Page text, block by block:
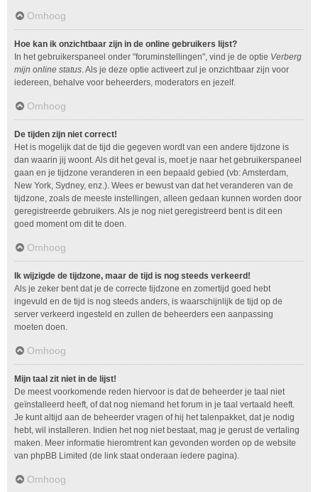
Omhoog
Hoe kan ik onzichtbaar zijn in de online gebruikers lijst?
In het gebruikerspaneel onder "foruminstellingen", vind je de optie Verberg
mijn online status. Als je deze optie activeert zul je onzichtbaar zijn voor
iedereen, behalve voor beheerders, moderators en jezelf.
Omhoog
De tijden zijn niet correct!
Het is mogelijk dat de tijd die gegeven wordt van een andere tijdzone is
dan waarin jij woont. Als dit het geval is, moet je naar het gebruikerspaneel
gaan en je tijdzone veranderen in een bepaald gebied (vb: Amsterdam,
New York, Sydney, enz.). Wees er bewust van dat het veranderen van de
tijdzone, zoals de meeste instellingen, alleen gedaan kunnen worden door
geregistreerde gebruikers. Als je nog niet geregistreerd bent is dit een
goed moment om dit te doen.
Omhoog
Ik wijzigde de tijdzone, maar de tijd is nog steeds verkeerd!
Als je zeker bent dat je de correcte tijdzone en zomertijd goed hebt
ingevuld en de tijd is nog steeds anders, is waarschijnlijk de tijd op de
server verkeerd ingesteld en zullen de beheerders een aanpassing
moeten doen.
Omhoog
Mijn taal zit niet in de lijst!
De meest voorkomende reden hiervoor is dat de beheerder je taal niet
geïnstalleerd heeft, of dat nog niemand het forum in je taal vertaald heeft.
Je kunt altijd aan de beheerder vragen of hij het talenpakket, dat je nodig
hebt, wil installeren. Indien het nog niet bestaat, mag je gerust de vertaling
maken. Meer informatie hieromtrent kan gevonden worden op de website
van phpBB Limited (de link staat onderaan iedere pagina).
Omhoog